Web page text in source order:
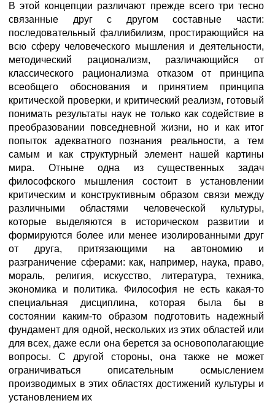
В этой концепции различают прежде всего три тесно
связанные друг с другом составные части:
последовательный фаллибилизм, простирающийся на
всю сферу человеческого мышления и деятельности,
методический рационализм, различающийся от
классического рационализма отказом от принципа
всеобщего обоснования и принятием принципа
критической проверки, и критический реализм, готовый
понимать результаты наук не только как содействие в
преобразовании повседневной жизни, но и как итог
попыток адекватного познания реальности, а тем
самым и как структурный элемент нашей картины
мира. Отныне одна из существенных задач
философского мышления состоит в установлении
критическим и конструктивным образом связи между
различными областями человеческой культуры,
которые выделяются в историческом развитии и
формируются более или менее изолированными друг
от друга, притязающими на автономию и
разграничение сферами: как, например, наука, право,
мораль, религия, искусство, литература, техника,
экономика и политика. Философия не есть какая-то
специальная дисциплина, которая была бы в
состоянии каким-то образом подготовить надежный
фундамент для одной, нескольких из этих областей или
для всех, даже если она берется за основополагающие
вопросы. С другой стороны, она также не может
ограничиваться описательным осмыслением
производимых в этих областях достижений культуры и
установлением их